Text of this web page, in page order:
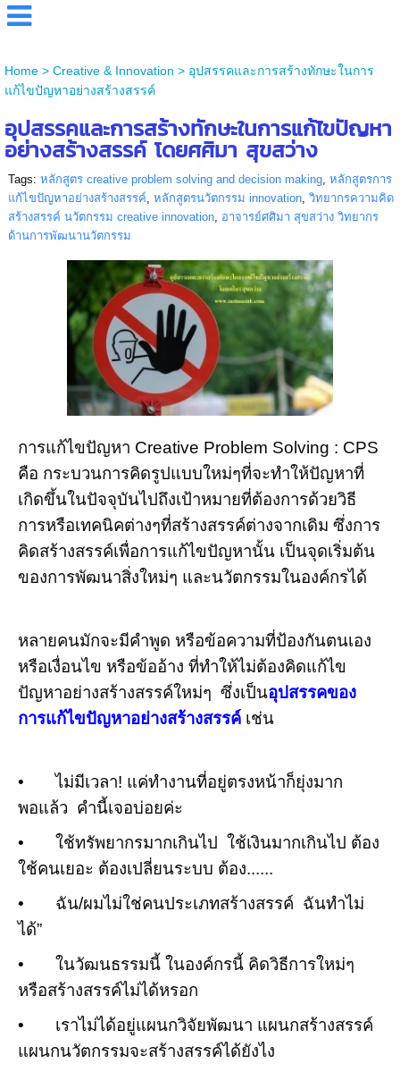
Home> Creative & Innovation > อุปสรรคและการสร้างทักษะในการ
แก้ไขปัญหาอย่างสร้างสรรค์
อุปสรรคและการสร้างทักษะในการแก้ไขปัญหา
อย่างสร้างสรรค์ โดยศศิมา สุขสว่าง
Tags: หลักสูตร creative problem solving and decision making, หลักสูตรการ
แก้ไขปัญหาอย่างสร้างสรรค์, หลักสูตรนวัตกรรม innovation, วิทยากรความคิด
สร้างสรรค์ นวัตกรรม creative innovation, อาจารย์ศศิมา สุขสว่าง วิทยากร
ด้านการพัฒนานวัตกรรม
การแก้ไขปัญหา Creative Problem Solving : CPS
คือ กระบวนการคิดรูปแบบใหม่ๆที่จะทำให้ปัญหาที่
เกิดขึ้นในปัจจุบันไปถึงเป้าหมายที่ต้องการด้วยวิธี
การหรือเทคนิคต่างๆที่สร้างสรรค์ต่างจากเดิม ซึ่งการ
คิดสร้างสรรค์เพื่อการแก้ไขปัญหานั้น เป็นจุดเริ่มต้น
ของการพัฒนาสิ่งใหม่ๆ และนวัตกรรมในองค์กรได้
หลายคนมักจะมีคำพูด หรือข้อความที่ป้องกันตนเอง
หรือเงื่อนไข หรือข้ออ้าง ที่ทำให้ไม่ต้องคิดแก้ไข
ปัญหาอย่างสร้างสรรค์ใหม่ๆ ซึ่งเป็นอุปสรรคของ
การแก้ไขปัญหาอย่างสร้างสรรค์ เช่น
•ไม่มีเวลา! แค่ทำงานที่อยู่ตรงหน้าก็ยุ่งมาก
พอแล้ว คำนี้เจอบ่อยค่ะ
• ใช้ทรัพยากรมากเกินไป ใช้เงินมากเกินไป ต้อง
ใช้คนเยอะ ต้องเปลี่ยนระบบ ต้อง......
• ฉัน/ผมไม่ใช่คนประเภทสร้างสรรค์ ฉันทำไม่
ได้”
• ในวัฒนธรรมนี้ ในองค์กรนี้ คิดวิธีการใหม่ๆ
หรือสร้างสรรค์ไม่ได้หรอก
• เราไม่ได้อยู่แผนกวิจัยพัฒนา แผนกสร้างสรรค์
แผนกนวัตกรรมจะสร้างสรรค์ได้ยังไง